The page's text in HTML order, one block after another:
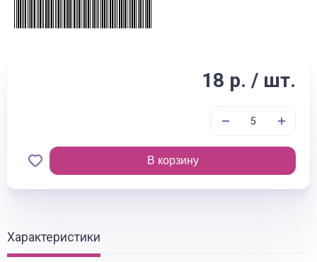
18 р. / шт.
В корзину
Характеристики